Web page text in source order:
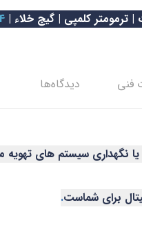
| ترمومتر کلمپی | گیج خلاء | 4
فنی دیدگاه‌ها
یا نگهداری سیستم های
برای شماست.